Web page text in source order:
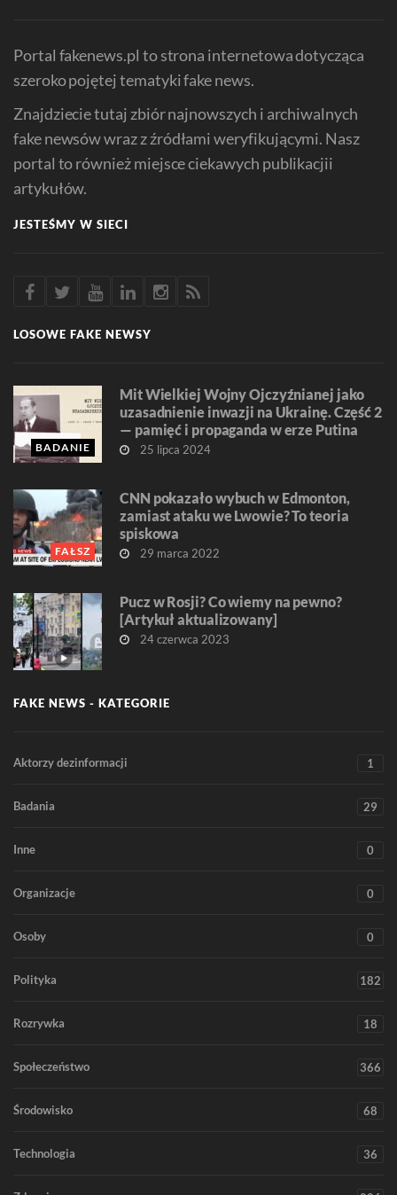
Portal fakenews.pl to strona internetowa dotycząca
szeroko pojętej tematyki fake news.
Znajdziecie tutaj zbiór najnowszych i archiwalnych
fake newsów wraz z źródłami weryfikującymi. Nasz
portal to również miejsce ciekawych publikacjii
artykułów.
JESTEŚMY W SIECI
LOSOWE FAKE NEWSY
BADANIE
Mit Wielkiej Wojny Ojczyźnianej jako
uzasadnienie inwazji na Ukrainę. Część 2
— pamięć i propaganda w erze Putina
25 lipca 2024
FAŁSZ
CNN pokazało wybuch w Edmonton,
zamiast ataku we Lwowie? To teoria
spiskowa
29 marca 2022
Pucz w Rosji? Co wiemy na pewno?
[Artykuł aktualizowany]
24 czerwca 2023
FAKE NEWS - KATEGORIE
Aktorzy dezinformacji 1
Badania 29
Inne 0
Organizacje 0
Osoby 0
Polityka 182
Rozrywka 18
Społeczeństwo 366
Środowisko 68
Technologia 36